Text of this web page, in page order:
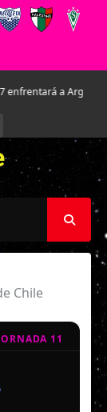
a Argentina en
Chile
11